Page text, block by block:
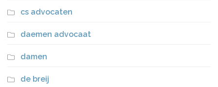
cs advocaten
daemen advocaat
damen
de breij